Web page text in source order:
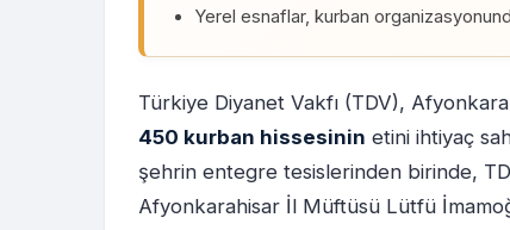
Yerel esnaflar, kurban
Türkiye Diyanet Vakfı (TDV),
450 kurban hissesinin etini ihtiyaç
şehrin entegre tesislerinden birinde,
Afyonkarahisar İl Müftüsü Lütfü